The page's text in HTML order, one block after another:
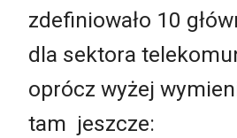
zdefiniowało 10
dla sektora
oprócz wyżej
tam jeszcze: